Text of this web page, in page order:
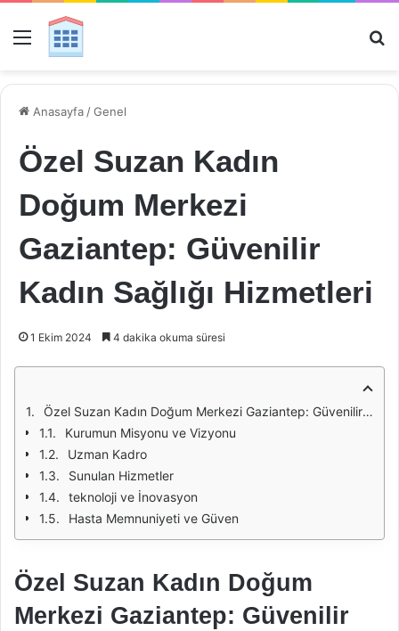
Menü
Anasayfa /Genel
Özel Suzan Kadın
Doğum Merkezi
Gaziantep: Güvenilir
Kadın Sağlığı Hizmetleri
1 Ekim 2024 4 dakika okuma süresi
Özel Suzan Kadın Doğum Merkezi Gaziantep: Güvenilir Kadın Sağlığı Hizmetleri
Kurumun Misyonu ve Vizyonu
Uzman Kadro
Sunulan Hizmetler
teknoloji ve İnovasyon
Hasta Memnuniyeti ve Güven
Özel Suzan Kadın Doğum
Merkezi Gaziantep: Güvenilir